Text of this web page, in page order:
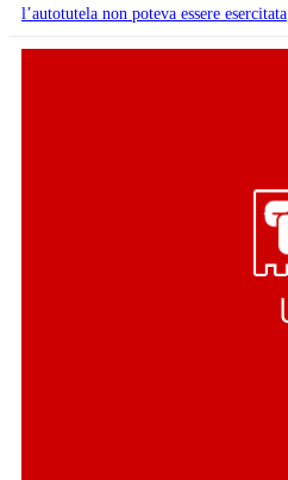
l’autotutela non poteva essere esercitata